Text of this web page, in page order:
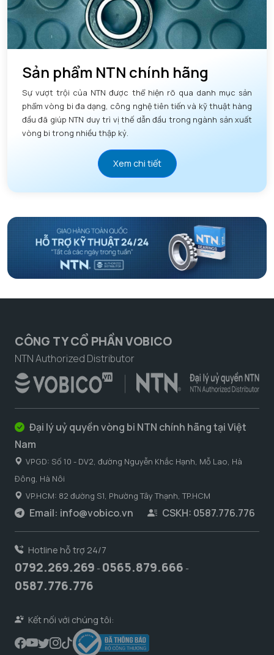
Sản phẩm NTN chính hãng
Sự vượt trội của NTN được thể hiện rõ qua danh mục sản
phẩm vòng bi đa dạng, công nghệ tiên tiến và kỹ thuật hàng
đầu đã giúp NTN duy trì vị thế dẫn đầu trong ngành sản xuất
vòng bi trong nhiều thập kỷ.
Xem chi tiết
CÔNG TY CỔ PHẦN VOBICO
NTN Authorized Distributor
Đại lý uỷ quyền vòng bi NTN chính hãng tại Việt
Nam
VPGD: Số 10 - DV2, đường Nguyễn Khắc Hạnh, Mỗ Lao, Hà
Đông, Hà Nôi
VP.HCM: 82 đường S1, Phường Tây Thạnh, TP.HCM
Email: info@vobico.vn CSKH: 0587.776.776
Hotline hỗ trợ 24/7
0792.269.269 - 0565.879.666 -
0587.776.776
Kết nối với chúng tôi: